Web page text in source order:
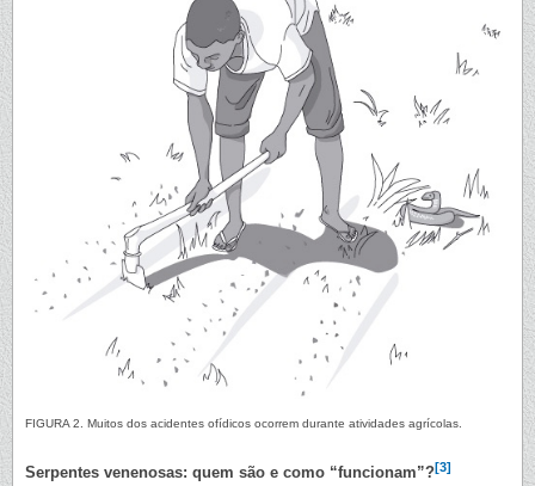
FIGURA 2. Muitos dos acidentes ofídicos ocorrem durante atividades agrícolas.
Serpentes venenosas: quem são e como “funcionam”?[3]